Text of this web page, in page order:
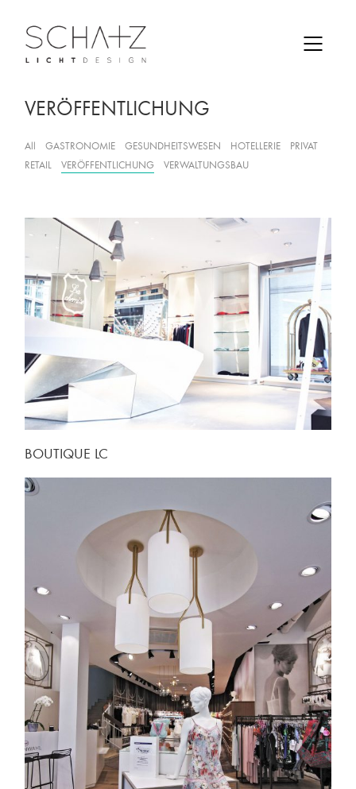
VERÖFFENTLICHUNG
All GASTRONOMIE GESUNDHEITSWESEN HOTELLERIE
PRIVAT
RETAIL
VERÖFFENTLICHUNG VERWALTUNGSBAU
BOUTIQUE LC